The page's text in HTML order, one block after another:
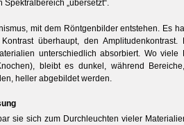
„übersetzt“.
mit dem Röntgenbilder entstehen. Es
überhaupt, den Amplitudenkontrast.
unterschiedlich absorbiert. Wo viele
bleibt es dunkel, während
heller ab­gebildet werden.
sie sich zum Durchleuchten vieler